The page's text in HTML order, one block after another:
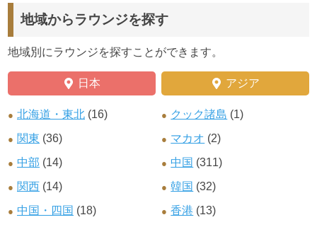
地域からラウンジを探す
地域別にラウンジを探すことができます。
日本
北海道・東北 (16)
関東 (36)
中部 (14)
関西 (14)
中国・四国 (18)
アジア
クック諸島 (1)
マカオ (2)
中国 (311)
韓国 (32)
香港 (13)